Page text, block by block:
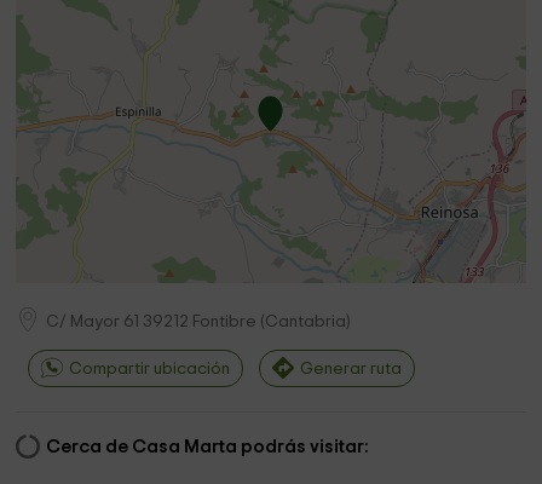
C/ Mayor 61 39212 Fontibre (Cantabria)
Compartir ubicación Generar ruta
Cerca de Casa Marta podrás visitar: